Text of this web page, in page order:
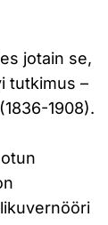
jotain se,
tutkimus –
(1836-1908).